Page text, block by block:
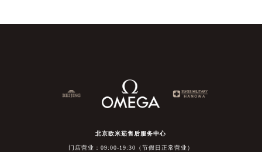
北京欧米茄售后服务中心
门店营业：09:00-19:30（节假日正常营业）